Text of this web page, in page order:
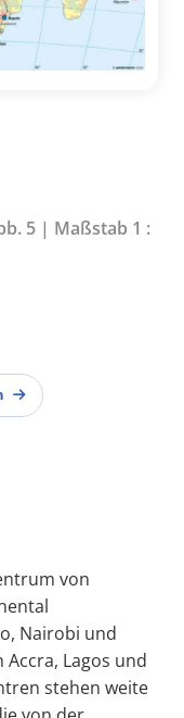
5 | Maßstab 1 :
von
Nairobi und
Lagos und
stehen weite